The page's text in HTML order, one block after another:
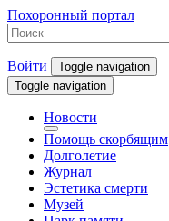
Похоронный портал
Войти
Toggle navigation
Toggle navigation
Новости
Помощь скорбящим
Долголетие
Журнал
Эстетика смерти
Музей